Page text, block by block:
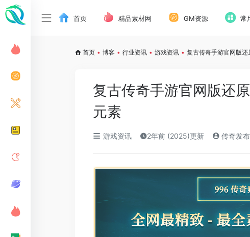
首页 精品素材网 GM资源 常
首页 • 博客 • 行业资讯 • 游戏资讯 • 复古传奇手游官网版
复古传奇手游官网版还
元素
游戏资讯 2年前 (2025)更新 传奇发